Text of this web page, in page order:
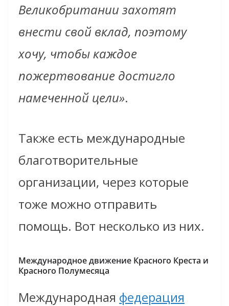
Великобритании захотят
внести свой вклад, поэтому
хочу, чтобы каждое
пожертвование достигло
намеченной цели».
Также есть международные
благотворительные
организации, через которые
тоже можно отправить
помощь. Вот несколько из них.
Международное движение Красного Креста и
Красного Полумесяца
Международная федерация